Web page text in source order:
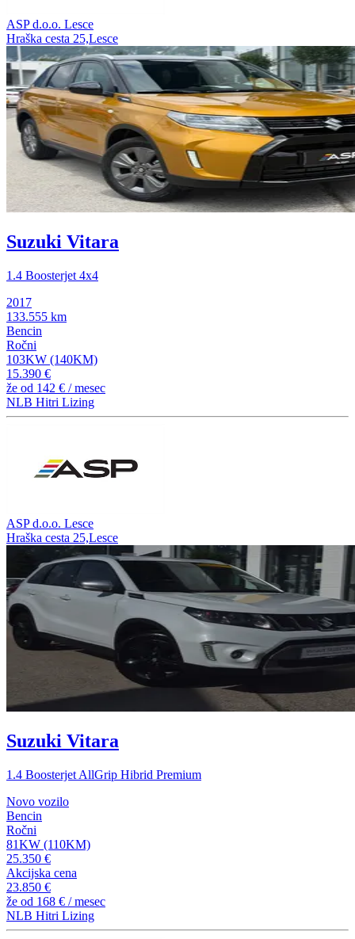
ASP d.o.o. Lesce
Hraška cesta 25,Lesce
Suzuki Vitara
1.4 Boosterjet 4x4
2017
133.555 km
Bencin
Ročni
103KW (140KM)
15.390 €
že od 142 € / mesec
NLB Hitri Lizing
ASP d.o.o. Lesce
Hraška cesta 25,Lesce
Suzuki Vitara
1.4 Boosterjet AllGrip Hibrid Premium
Novo vozilo
Bencin
Ročni
81KW (110KM)
25.350 €
Akcijska cena
23.850 €
že od 168 € / mesec
NLB Hitri Lizing